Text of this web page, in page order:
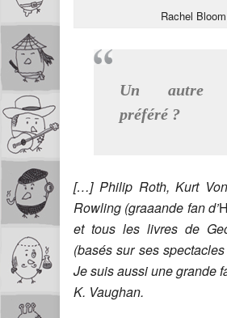
Rachel Bloom
Un autre
préféré ?
[…] Philip Roth, Kurt
Rowling (graaande fan d’
et tous les livres de
(basés sur ses
Je suis aussi une grande
K. Vaughan.